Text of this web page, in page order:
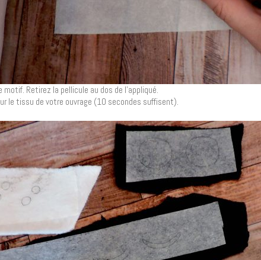
motif. Retirez la pellicule au dos de l’appliqué.
le tissu de votre ouvrage (10 secondes suffisent).